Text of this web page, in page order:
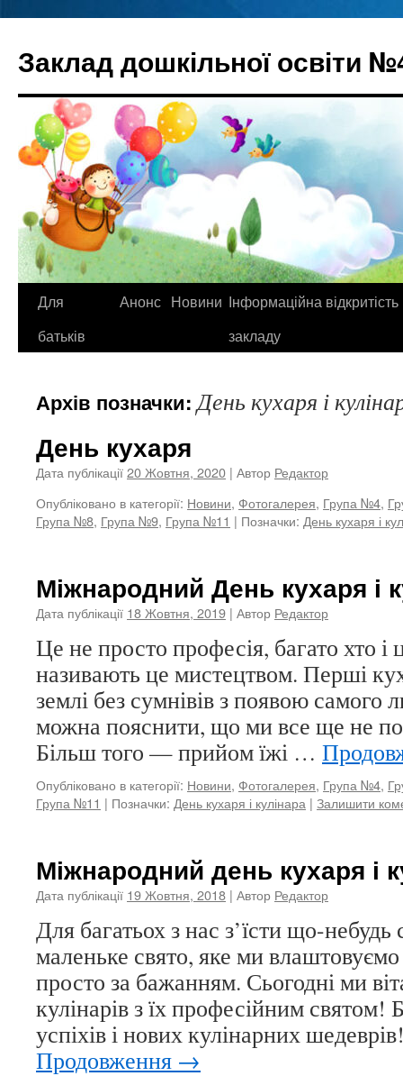
вмісту
Заклад дошкільної освіти
Для
батьків
Анонс Новини Інформаційна відкритість
закладу
Архів позначки:День кухаря і
День кухаря
Дата публікації20 Жовтня, 2020 | Автор Редактор
Опубліковано в категорії: Новини, Фотогалерея, Група №4,
Група №8, Група №9, Група №11 | Позначки: День кухаря і
Міжнародний День кухаря і
Дата публікації 18 Жовтня, 2019 | Автор Редактор
Це не просто професія, багато хто і
називають це мистецтвом. Перші
землі без сумнівів з появою самого
можна пояснити, що ми все ще не
Більш того — прийом їжі …
Опубліковано в категорії: Новини, Фотогалерея, Група №4,
Група №11 | Позначки: День кухаря і кулінара | Залишити
Міжнародний день кухаря і
Дата публікації 19 Жовтня, 2018 | Автор Редактор
Для багатьох з нас з’їсти що-
маленьке свято, яке ми
просто за бажанням. Сьогодні ми
кулінарів з їх професійним
успіхів і нових кулінарних
Продовження →